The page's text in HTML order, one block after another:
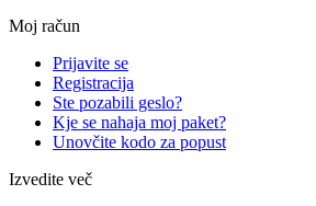
Moj račun
Prijavite se
Registracija
Ste pozabili geslo?
Kje se nahaja moj paket?
Unovčite kodo za popust
Izvedite več